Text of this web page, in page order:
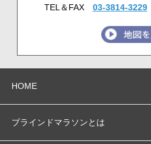
TEL＆FAX 03-3814-3229
HOME
ブラインドマラソンとは